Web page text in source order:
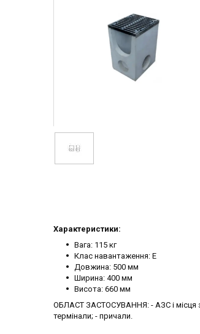
Характеристики:
Вага: 115 кг
Клас навантаження: E
Довжина: 500 мм
Ширина: 400 мм
Висота: 660 мм
ОБЛАСТ ЗАСТОСУВАННЯ: - АЗС і місця з
термінали; - причали.